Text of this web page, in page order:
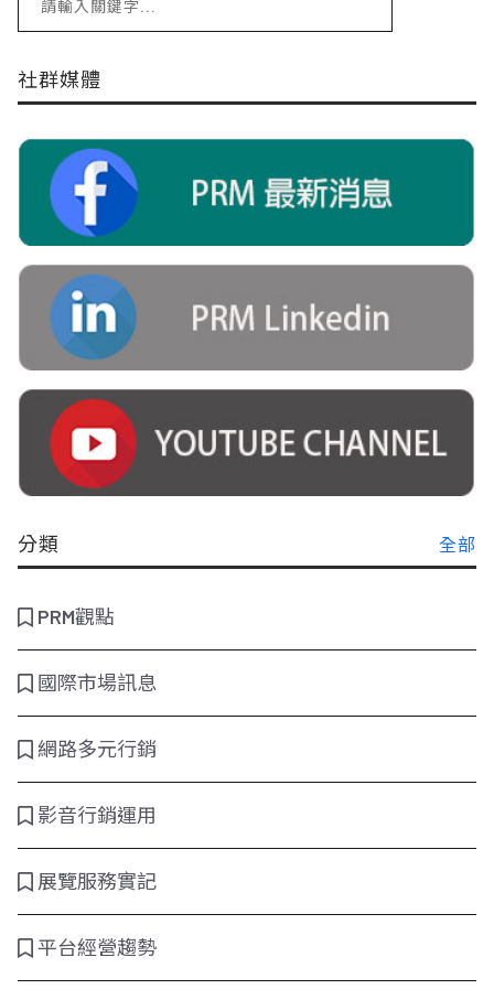
社群媒體
分類 全部
PRM觀點
國際市場訊息
網路多元行銷
影音行銷運用
展覽服務實記
平台經營趨勢